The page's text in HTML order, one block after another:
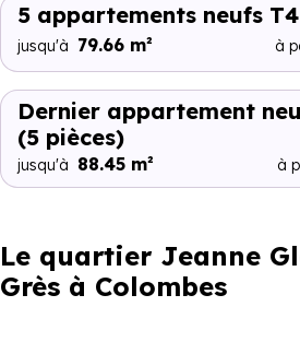
5 appartements neufs T4
jusqu'à 79.66 m² à
Dernier appartement
(5 pièces)
jusqu'à 88.45 m² à
Le quartier Jeanne
Grès à Colombes